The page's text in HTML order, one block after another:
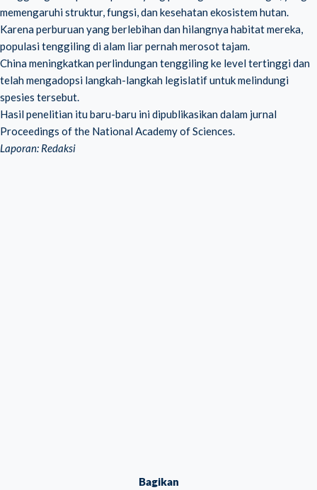
memengaruhi struktur, fungsi, dan kesehatan ekosistem hutan.
Karena perburuan yang berlebihan dan hilangnya habitat mereka,
populasi tenggiling di alam liar pernah merosot tajam.
China meningkatkan perlindungan tenggiling ke level tertinggi dan
telah mengadopsi langkah-langkah legislatif untuk melindungi
spesies tersebut.
Hasil penelitian itu baru-baru ini dipublikasikan dalam jurnal
Proceedings of the National Academy of Sciences.
Laporan: Redaksi
Bagikan